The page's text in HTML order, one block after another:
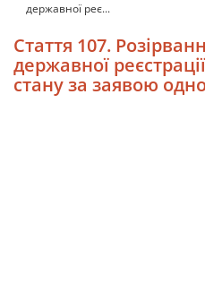
державної реє...
Стаття 107.
державної
стану за заявою